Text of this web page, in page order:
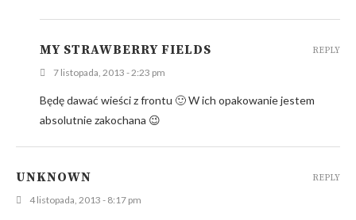
MY STRAWBERRY FIELDS
7 listopada, 2013 - 2:23 pm
Będę dawać wieści z frontu 🙂 W ich opakowanie jestem
absolutnie zakochana 😉
REPLY
UNKNOWN
4 listopada, 2013 - 8:17 pm
REPLY